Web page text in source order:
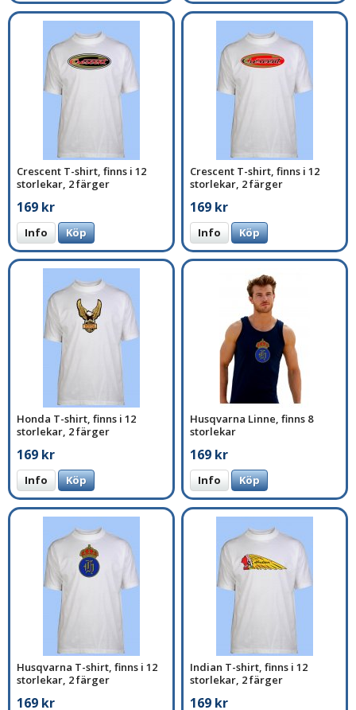
Crescent T-shirt, finns i 12
storlekar, 2 färger
169 kr
Info Köp
Crescent T-shirt, finns i 12
storlekar, 2 färger
169 kr
Info Köp
Honda T-shirt, finns i 12
storlekar, 2 färger
169 kr
Info Köp
Husqvarna Linne, finns 8
storlekar
169 kr
Info Köp
Husqvarna T-shirt, finns i 12
storlekar, 2 färger
169 kr
Indian T-shirt, finns i 12
storlekar, 2 färger
169 kr